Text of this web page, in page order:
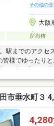
その他の交
大阪
所有権
駅までのアクセ
様でゆったりと
、お気軽にお問
木造瓦葺※居住誘
側南側 軒・設
市垂水町３
4,280